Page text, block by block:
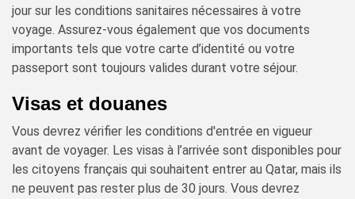
jour sur les conditions sanitaires nécessaires à votre
voyage. Assurez-vous également que vos documents
importants tels que votre carte d’identité ou votre
passeport sont toujours valides durant votre séjour.
Visas et douanes
Vous devrez vérifier les conditions d'entrée en vigueur
avant de voyager. Les visas à l’arrivée sont disponibles pour
les citoyens français qui souhaitent entrer au Qatar, mais ils
ne peuvent pas rester plus de 30 jours. Vous devrez